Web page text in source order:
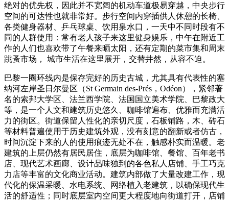
绝对的优先权 ，因此并不宽阔的机动车道极易穿越， 中央步行
空间的可达性也就非常好。步行空间内穿插供人休憩的长椅
各类健身器材、 乒乓球桌、 饮用泉水口，一天中不同 时段有不
同的 人群使用：常有老人孩子来这里健身娱乐 ，中午在附近工
作的人 们也喜欢带了午餐来晒太阳， 还有定期的菜市集和周末
跳蚤市场 ， 城市生活在这里展开，交替井然，从容不迫。
巴黎一圈环线内是保存完好的历史古城，尤其具有代表性的塞
纳河左岸圣日 尔曼区（St Germain des-Prés，Odéon）， 紧邻著
名的索邦大学区、法兰西学院、法国国立美术学院、巴黎政大
等，是一个人文和建筑历史悠久 、咖啡馆遍布、 优雅而充满活
力的街区。街道保留人性化的亲切尺度 ，石板铺路，木、 砖石
等材料普遍使用于历史建筑外观 ， 没有刻意的翻新或者仿古，
时间沉淀下来的人的使用痕迹无处不在， 触感朴实而温暖。老
建筑的上 层仍然有居民居住，底层为咖啡馆 、餐馆 、百年老书
店、 现代艺术画廊、 设计品味独到的各色私人店铺
手工巧克
力店等丰富的文化商业活动。建筑内部做了大量改建工作， 现
代化的保温采暖、水电系统 、网络植入老建筑，以确保现代生
活的舒适性；同 时底层室内空间更大程度地向街道打开，店铺